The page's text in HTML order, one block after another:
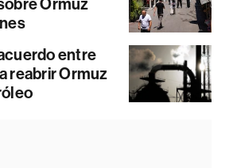
Ormuz
entre
reabrir Ormuz